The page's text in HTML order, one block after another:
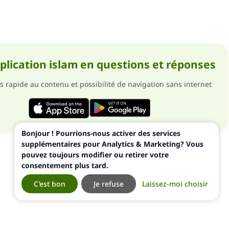
islam en questions et réponses
rapide au contenu et possibilité de navigation sans internet
Bonjour ! Pourrions-nous activer des services
supplémentaires pour Analytics & Marketing? Vous
pouvez toujours modifier ou retirer votre
consentement plus tard.
Laissez-moi choisir
Je refuse
C'est bon